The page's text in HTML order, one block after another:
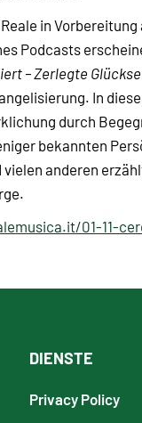
in
Podcasts
– Zerlegte
In
durch
bekannten
anderen
01-11-
DIENSTE
Privacy Policy